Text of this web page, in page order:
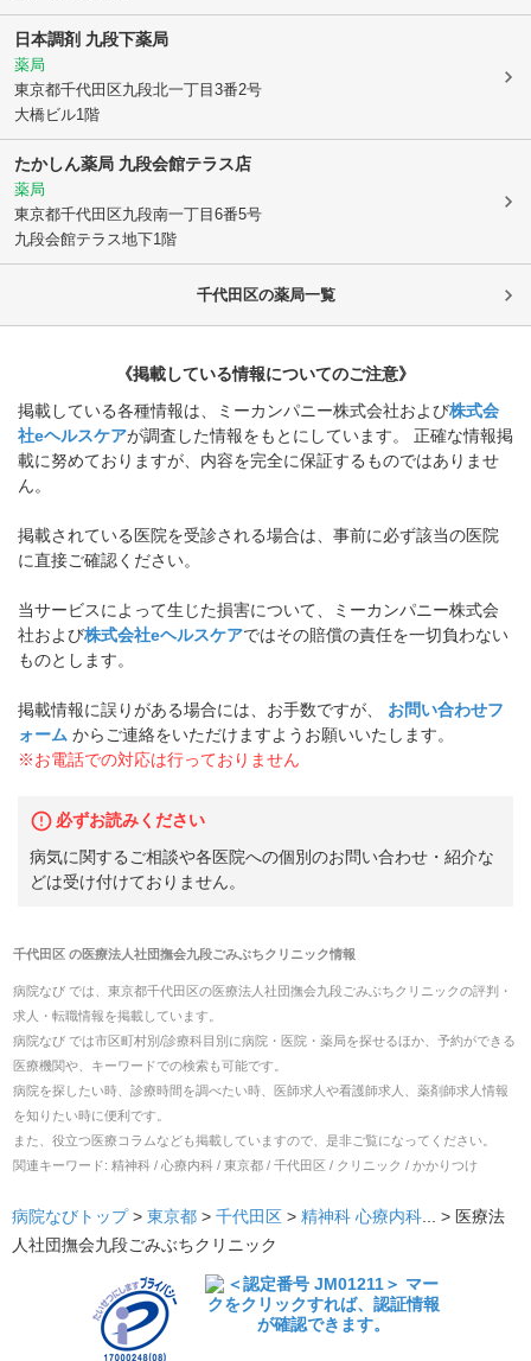
日本調剤 九段下薬局
薬局
東京都千代田区九段北一丁目3番2号
大橋ビル1階
たかしん薬局 九段会館テラス店
薬局
東京都千代田区九段南一丁目6番5号
九段会館テラス地下1階
千代田区の薬局一覧
《掲載している情報についてのご注意》
掲載している各種情報は、ミーカンパニー株式会社および株式会
社eヘルスケアが調査した情報をもとにしています。 正確な情報掲
載に努めておりますが、内容を完全に保証するものではありませ
ん。
掲載されている医院を受診される場合は、事前に必ず該当の医院
に直接ご確認ください。
当サービスによって生じた損害について、ミーカンパニー株式会
社および株式会社eヘルスケアではその賠償の責任を一切負わない
ものとします。
掲載情報に誤りがある場合には、お手数ですが、
お問い合わせフ
ォーム からご連絡をいただけますようお願いいたします。
※お電話での対応は行っておりません
必ずお読みください
病気に関するご相談や各医院への個別のお問い合わせ・紹介な
どは受け付けておりません。
千代田区の医療法人社団撫会九段ごみぶちクリニック情報
病院なび では、 東京都千代田区の医療法人社団撫会九段ごみぶちクリニックの評判・
求人・転職情報を掲載しています。
病院なび では市区町村別/診療科目別に病院・医院・薬局を探せるほか、予約ができる
医療機関や、キーワードでの検索も可能です。
病院を探したい時、診療時間を調べたい時、医師求人や看護師求人、薬剤師求人情報
を知りたい時に便利です。
また、役立つ医療コラムなども掲載していますので、是非ご覧になってください。
関連キーワード: 精神科 / 心療内科 / 東京都 / 千代田区 / クリニック / かかりつけ
病院なびトップ > 東京都 > 千代田区 > 精神科 心療内科... > 医療法
人社団撫会九段ごみぶちクリニック